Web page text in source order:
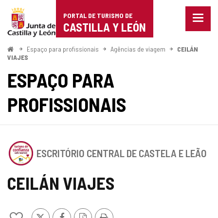
Portal
de
Turismo
de
Castilla
León
PORTAL DE TURISMO DE
CASTILLA Y LEÓN
Menu
ComeçoEspaço para profissionais Agências de viagem
CEILÁN
VIAJES
ESPAÇO PARA
PROFISSIONAIS
CEILÁN VIAJES
Adicionar
x FacebookVersão Imprimir
ESCRITÓRIO CENTRAL DE CASTELA E LEÃO
estabelecimento
SELO
TURíSTICA